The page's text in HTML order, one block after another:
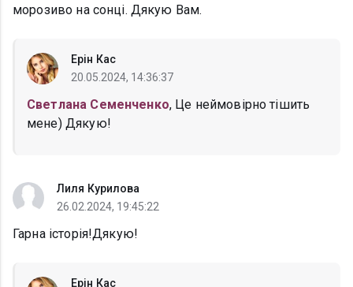
морозиво на сонці. Дякую Вам.
Ерін Кас
20.05.2024, 14:36:37
Светлана Семенченко, Це неймовірно тішить
мене) Дякую!
Лиля Курилова
26.02.2024, 19:45:22
Гарна історія!Дякую!
Ерін Кас